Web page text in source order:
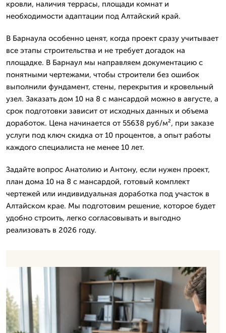
кровли, наличия террасы, площади комнат и
необходимости адаптации под Алтайский край.
В Барнаула особенно ценят, когда проект сразу учитывает
все этапы строительства и не требует догадок на
площадке. В Барнаул мы направляем документацию с
понятными чертежами, чтобы строители без ошибок
выполнили фундамент, стены, перекрытия и кровельный
узел. Заказать дом 10 на 8 с мансардой можно в августе, а
срок подготовки зависит от исходных данных и объема
доработок. Цена начинается от 55638 руб/м², при заказе
услуги под ключ скидка от 10 процентов, а опыт работы
каждого специалиста не менее 10 лет.
Задайте вопрос Анатолию и Антону, если нужен проект,
план дома 10 на 8 с мансардой, готовый комплект
чертежей или индивидуальная доработка под участок в
Алтайском крае. Мы подготовим решение, которое будет
удобно строить, легко согласовывать и выгодно
реализовать в 2026 году.